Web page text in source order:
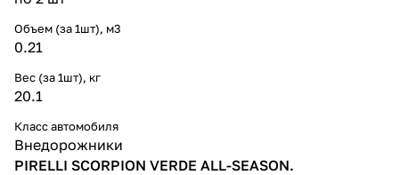
Объем (за 1шт), м3
0.21
Вес (за 1шт), кг
20.1
Класс автомобиля
Внедорожники
PIRELLI SCORPION VERDE ALL-SEASON.